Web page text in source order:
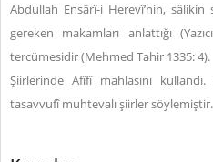
Abdullah Ensârî-i Herevî’nin,
gereken makamları anlattığı
tercümesidir (Mehmed Tahir 1335: 4).
Şiirlerinde Afîfî mahlasını
tasavvufî muhtevalı şiirler söylemiştir.